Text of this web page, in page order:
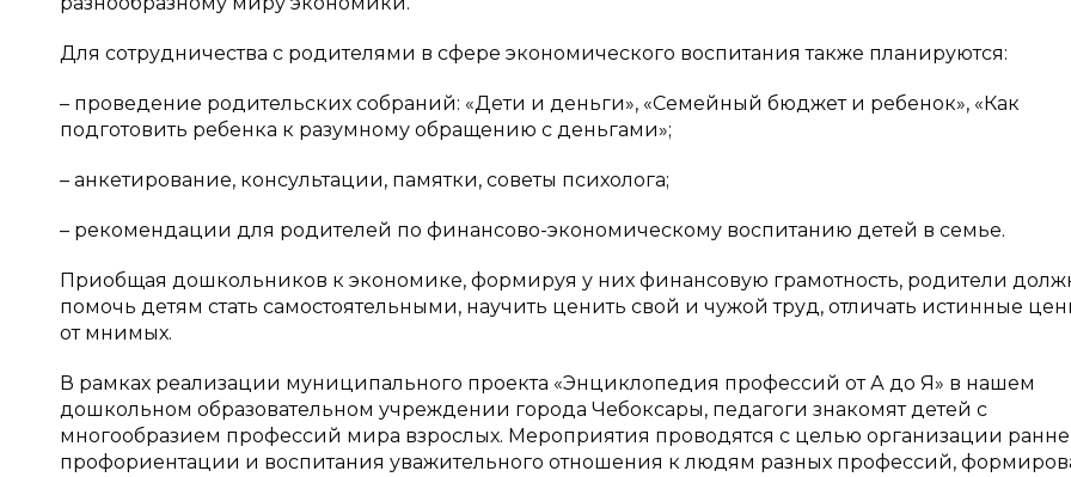
Для сотрудничества с родителями в сфере экономического воспитания также планируются:
– проведение родительских собраний: «Дети и деньги», «Семейный бюджет и ребенок», «Как
подготовить ребенка к разумному обращению с деньгами»;
– анкетирование, консультации, памятки, советы психолога;
– рекомендации для родителей по финансово-экономическому воспитанию детей в семье.
Приобщая дошкольников к экономике, формируя у них финансовую грамотность, родители
помочь детям стать самостоятельными, научить ценить свой и чужой труд, отличать истинные
от мнимых.
В рамках реализации муниципального проекта «Энциклопедия профессий от А до Я» в нашем
дошкольном образовательном учреждении города Чебоксары, педагоги знакомят детей с
многообразием профессий мира взрослых. Мероприятия проводятся с целью организации
профориентации и воспитания уважительного отношения к людям разных профессий,